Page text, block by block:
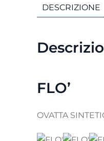
DESCRIZIONE
FLO’
OVATTA